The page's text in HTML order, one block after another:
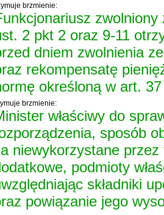
brzmienie:
2 pkt 2 oraz 9-11
dniem zwolnienia
rekompensatę
określoną w art.
brzmienie:
właściwy do
sposób
niewykorzystane
podmioty
składniki
powiązanie jego